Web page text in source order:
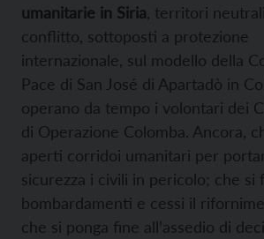
umanitarie in Siria , territori
conflitto, sottoposti a protezione
internazionale, sul modello della
Pace di San José di Apartadò in
operano da tempo i volontari dei
di Operazione Colomba. Ancora,
aperti corridoi umanitari per
sicurezza i civili in pericolo; che si
bombardamenti e cessi il
che si ponga fine all’assedio di